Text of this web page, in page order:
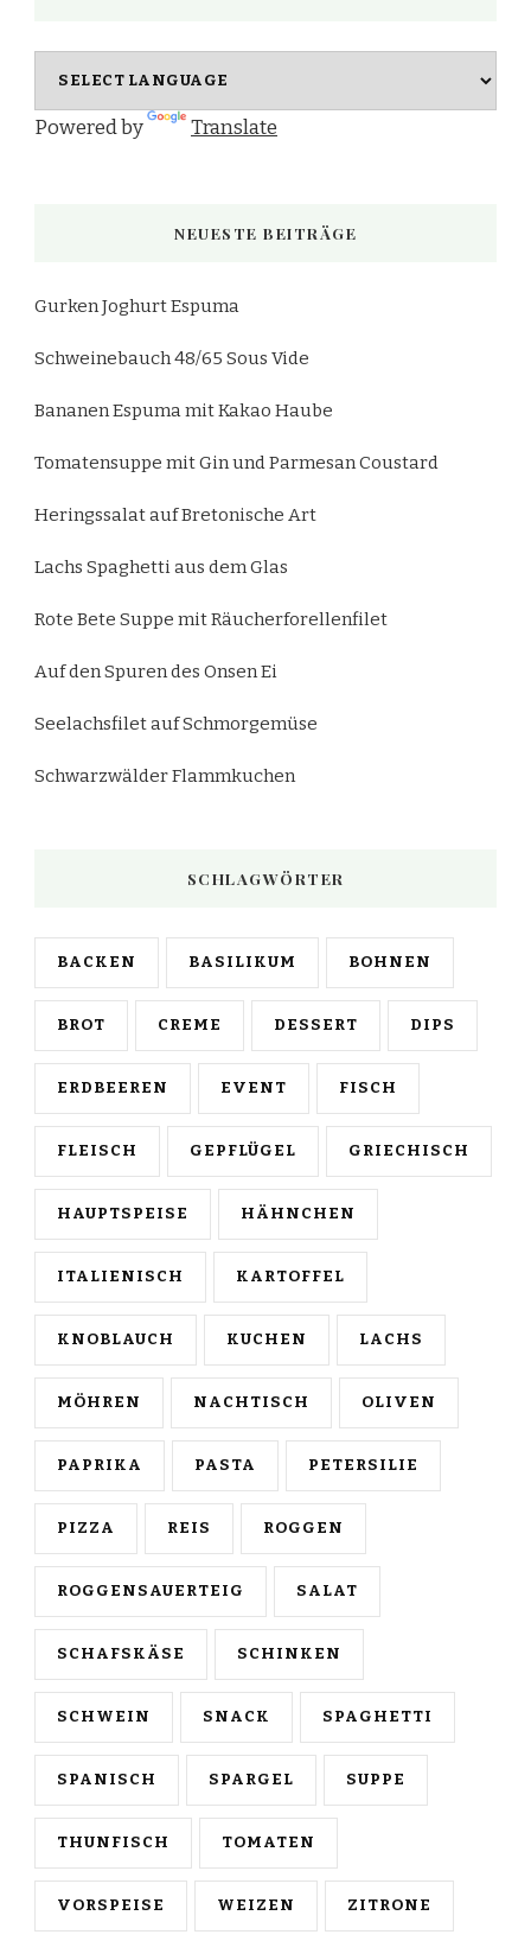
Powered by Translate
NEUESTE BEITRÄGE
Gurken Joghurt Espuma
Schweinebauch 48/65 Sous Vide
Bananen Espuma mit Kakao Haube
Tomatensuppe mit Gin und Parmesan Coustard
Heringssalat auf Bretonische Art
Lachs Spaghetti aus dem Glas
Rote Bete Suppe mit Räucherforellenfilet
Auf den Spuren des Onsen Ei
Seelachsfilet auf Schmorgemüse
Schwarzwälder Flammkuchen
SCHLAGWÖRTER
BACKEN BASILIKUM BOHNEN
BROT CREME DESSERT DIPS
ERDBEEREN EVENT FISCH
FLEISCH GEPFLÜGEL GRIECHISCH
HAUPTSPEISE HÄHNCHEN
ITALIENISCH KARTOFFEL
KNOBLAUCH KUCHEN LACHS
MÖHREN NACHTISCH OLIVEN
PAPRIKA PASTA PETERSILIE
PIZZA REIS ROGGEN
ROGGENSAUERTEIG SALAT
SCHAFSKÄSE SCHINKEN
SCHWEIN SNACK SPAGHETTI
SPANISCH SPARGEL SUPPE
THUNFISCH TOMATEN
VORSPEISE WEIZEN ZITRONE